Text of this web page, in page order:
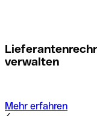
verwalten
Mehr erfahren